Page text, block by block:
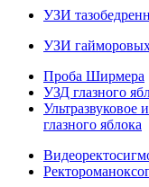
УЗИ
УЗИ гайморовых
Проба Ширмера
УЗД глазного
Ультразвуковое
глазного яблока